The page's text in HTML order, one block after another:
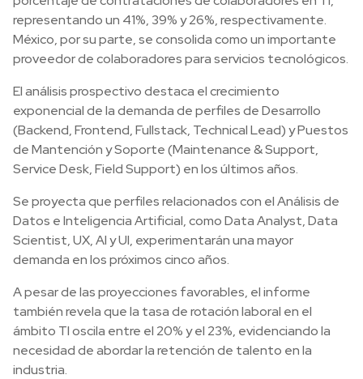
representando un 41%, 39% y 26%, respectivamente.
México, por su parte, se consolida como un importante
proveedor de colaboradores para servicios tecnológicos.
El análisis prospectivo destaca el crecimiento
exponencial de la demanda de perfiles de Desarrollo
(Backend, Frontend, Fullstack, Technical Lead) y Puestos
de Mantención y Soporte (Maintenance & Support,
Service Desk, Field Support) en los últimos años.
Se proyecta que perfiles relacionados con el Análisis de
Datos e Inteligencia Artificial, como Data Analyst, Data
Scientist, UX, AI y UI, experimentarán una mayor
demanda en los próximos cinco años.
A pesar de las proyecciones favorables, el informe
también revela que la tasa de rotación laboral en el
ámbito TI oscila entre el 20% y el 23%, evidenciando la
necesidad de abordar la retención de talento en la
industria.